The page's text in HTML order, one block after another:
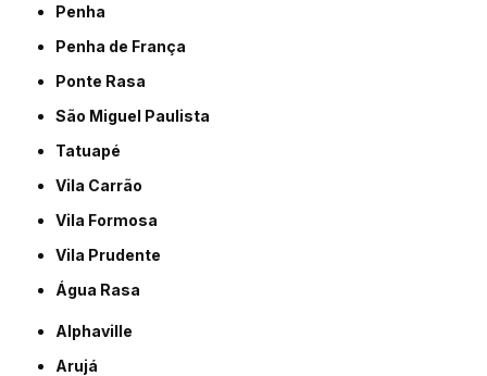
Penha
Penha de França
Ponte Rasa
São Miguel Paulista
Tatuapé
Vila Carrão
Vila Formosa
Vila Prudente
Água Rasa
Alphaville
Arujá